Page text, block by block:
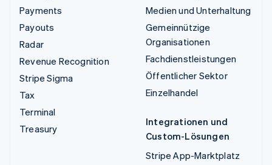
Payments
Payouts
Radar
Revenue Recognition
Stripe Sigma
Tax
Terminal
Treasury
Medien und Unterhaltung
Gemeinnützige
Organisationen
Fachdienstleistungen
Öffentlicher Sektor
Einzelhandel
Integrationen und
Custom-Lösungen
Stripe App-Marktplatz